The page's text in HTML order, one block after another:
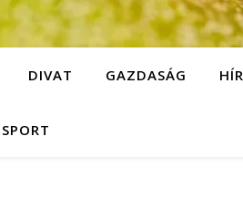
DIVAT GAZDASÁG
SPORT